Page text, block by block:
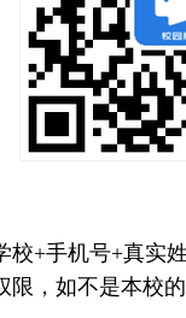
校+手机号+真实
，如不是本校